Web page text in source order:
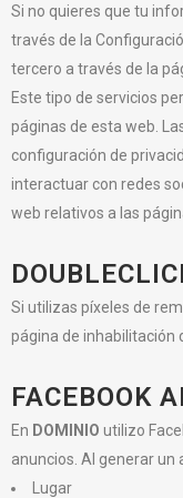
Si no quieres que tu
través de la
tercero a través de la
Este tipo de servicios
páginas de esta web.
configuración de
interactuar con redes
web relativos a las
Si utilizas píxeles de
página de inhabilitación
FACEBOOK
En DOMINIO utilizo
anuncios. Al generar un
Lugar